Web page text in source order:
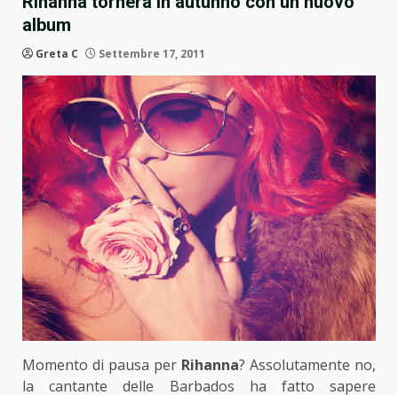
album
Greta C Settembre 17, 2011
Momento di pausa per Rihanna? Assolutamente no,
la cantante delle Barbados ha fatto sapere